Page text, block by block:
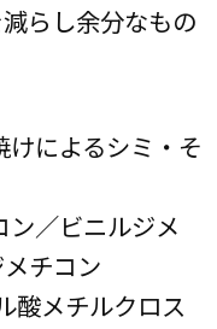
らし余分なもの
によるシミ・そ
／ビニルジメ
チコン
酸メチルクロス